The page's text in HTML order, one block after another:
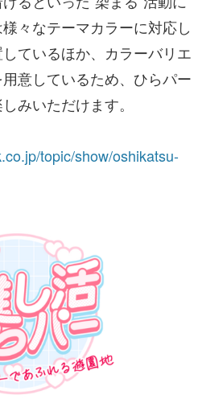
々なテーマカラーに対応し
ているほか、カラーバリエ
意しているため、ひらパー
みいただけます。
topic/show/oshikatsu-